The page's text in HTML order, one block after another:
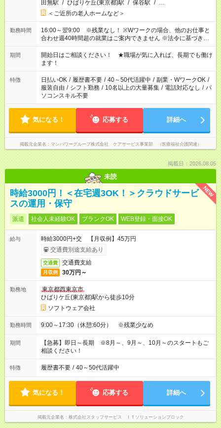
田無駅 / ひばりケ丘(東京都)駅 / 保谷駅 / …
＜ご近所の老人ホームなど＞
勤務時間
16:00～翌9:00 ※残業なし！ ※Wワークの場合、他のお仕事と
合わせ週40時間超の就業はご案内できません ※法令に基づき、
週20時間以上勤務は社会保険への加入対象となります ※労働者
派遣法（日雇い派遣の原則禁止）により、短時間・短期間の就
業はご案内が難しい場合があります
期間
開始日はご相談ください！ ★職場が気に入れば、長期でも働け
ます！
特徴 日払いOK / 履歴書不要 / 40～50代活躍中 / 副業・WワークOK /
服装自由 / シフト勤務 / 10名以上の大量募集 / 電話対応なし / パ
ソコンスキル不要
気になる！ 応募する 詳細へ
掲載元企業名 マンパワーグループ株式会社 ケアサービス事業部 （医療福祉介護関連）
掲載日：2026.08.05
未読
NEW
時給3000円！＜在宅週3OK！＞クラウドサービ
スの運用・保守
派遣 社会人未経験OK ブランクOK WEB登録・面接OK
給与
時給3000円+交 【月収例】45万円
交通費別途支給あり
交通費 交通費支給
月収例 30万円～
勤務地
東京都西東京市
ひばりケ丘(東京都)駅から徒歩10分
ソフトウェア会社
勤務時間 9:00～17:30（休憩:60分） ※残業少なめ
期間
【急募】即日～長期 ※8月～、9月～、10月～のスタートもご
相談ください！
特徴 履歴書不要 / 40～50代活躍中
気になる！ 応募する 詳細へ
掲載元企業名 株式会社スタッフサービス ＩＴソリューションブロック